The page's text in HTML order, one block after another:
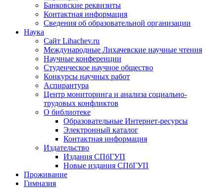
Банковские реквизиты
Контактная информация
Сведения об образовательной организации
Наука
Сайт Lihachev.ru
Международные Лихачевские научные чтения
Научные конференции
Студенческое научное общество
Конкурсы научных работ
Аспирантура
Центр мониторинга и анализа социально-
трудовых конфликтов
О библиотеке
Образовательные Интернет-ресурсы
Электронный каталог
Контактная информация
Издательство
Издания СПбГУП
Новые издания СПбГУП
Проживание
Гимназия